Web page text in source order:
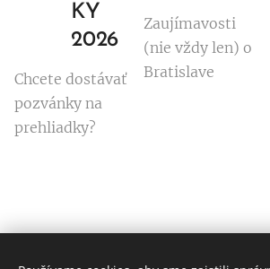
KY
2026
Chcete dostávať
pozvánky na
prehliadky?
Zaujímavosti
(nie vždy len) o
Bratislave